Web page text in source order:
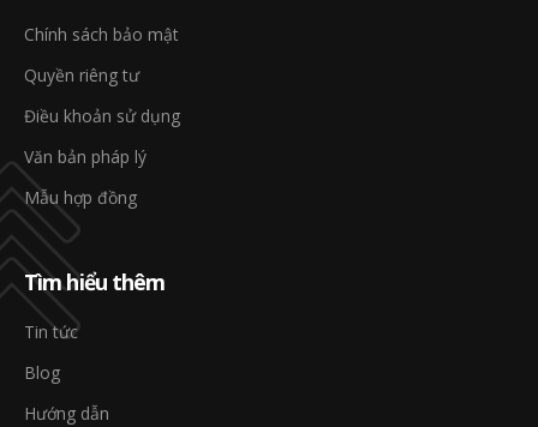
Chính sách bảo mật
Quyền riêng tư
Điều khoản sử dụng
Văn bản pháp lý
Mẫu hợp đồng
Tìm hiểu thêm
Tin tức
Blog
Hướng dẫn